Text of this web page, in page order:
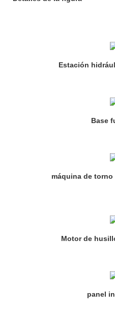
Estación
Base
máquina de torno
Motor de
panel